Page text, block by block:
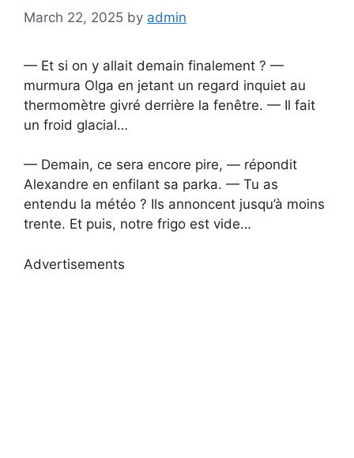
March 22, 2025 by admin
— Et si on y allait demain finalement ? —
murmura Olga en jetant un regard inquiet au
thermomètre givré derrière la fenêtre. — Il fait
un froid glacial…
— Demain, ce sera encore pire, — répondit
Alexandre en enfilant sa parka. — Tu as
entendu la météo ? Ils annoncent jusqu’à moins
trente. Et puis, notre frigo est vide…
Advertisements